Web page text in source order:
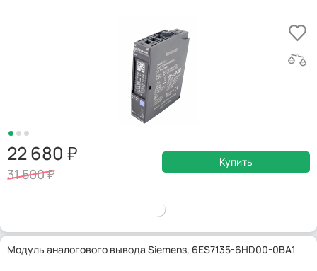
22 680
31 500
Купить
Модуль аналогового вывода Siemens, 6ES7135-6HD00-0BA1